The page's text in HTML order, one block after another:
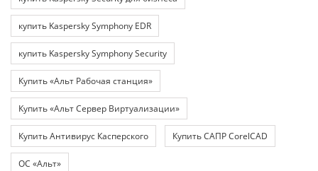
купить Kaspersky Symphony EDR
купить Kaspersky Symphony Security
Купить «Альт Рабочая станция»
Купить «Альт Сервер Виртуализации»
Купить Антивирус Касперского Купить САПР CorelCAD
ОС «Альт»